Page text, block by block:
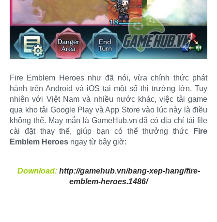
Fire Emblem Heroes như đã nói, vừa chính thức phát
hành trên Android và iOS tại một số thị trường lớn. Tuy
nhiên với Việt Nam và nhiều nước khác, việc tải game
qua kho tải Google Play và App Store vào lúc này là điều
không thể. May mắn là GameHub.vn đã có địa chỉ tải file
cài đặt thay thế, giúp bạn có thể thưởng thức
Fire
Emblem Heroes ngay từ bây giờ:​
Download: http://gamehub.vn/bang-xep-hang/fire-
emblem-heroes.1486/